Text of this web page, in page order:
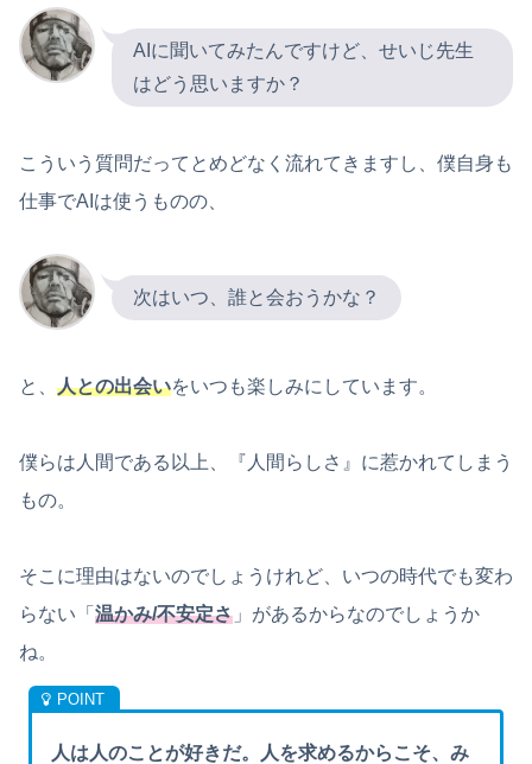
AIに聞いてみたんですけど、せいじ先生
はどう思いますか？
こういう質問だってとめどなく流れてきますし、僕自身も
仕事でAIは使うものの、
次はいつ、誰と会おうかな？
と、 人との出会いをいつも楽しみにしています。
僕らは人間である以上、『人間らしさ』に惹かれてしまう
もの。
そこに理由はないのでしょうけれど、いつの時代でも変わ
らない「 温かみ/不安定さ 」があるからなのでしょうか
ね。
人は人のことが好きだ。人を求めるからこそ、み